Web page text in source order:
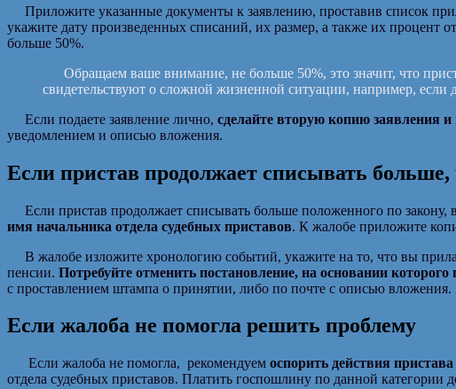
Приложите указанные документы к заявлению, проставив список
укажите дату произведенных списаний, их размер, а также их процент
больше 50%.
Обращаем ваше внимание, не больше 50%, это значит, что
свидетельствуют о сложной жизненной ситуации, например,
Если подаете заявление лично, сделайте вторую копию заявления
уведомлением и описью вложения.
Если пристав продолжает списывать больше,
Если пристав продолжает списывать больше положенного по закону,
имя начальника отдела судебных приставов. К жалобе приложите
В жалобе изложите хронологию событий, укажите на то, что вы
пенсии. Потребуйте отменить постановление, на основании
с проставлением штампа о принятии, либо по почте с описью
Если жалоба не помогла решить проблему
Если жалоба не помогла, рекомендуем оспорить действия пристава
отдела судебных приставов. Платить госпошлину по данной категории